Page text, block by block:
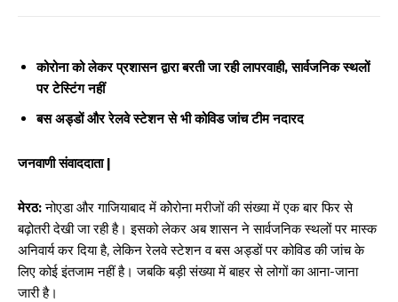
कोरोना को लेकर प्रशासन द्वारा बरती जा रही लापरवाही, सार्वजनिक स्थलों
पर टेस्टिंग नहीं
बस अड्डों और रेलवे स्टेशन से भी कोविड जांच टीम नदारद
जनवाणी संवाददाता |
मेरठ:नोएडा और गाजियाबाद में कोेरोना मरीजों की संख्या में एक बार फिर से
बढ़ोतरी देखी जा रही है। इसको लेकर अब शासन ने सार्वजनिक स्थलों पर मास्क
अनिवार्य कर दिया है, लेकिन रेलवे स्टेशन व बस अड्डों पर कोविड की जांच के
लिए कोई इंतजाम नहीं है। जबकि बड़ी संख्या में बाहर से लोगों का आना-जाना
जारी है।